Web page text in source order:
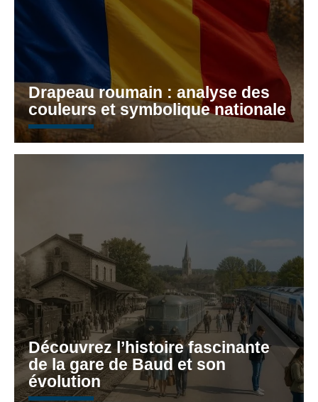
Drapeau roumain : analyse des
couleurs et symbolique nationale
Découvrez l’histoire fascinante
de la gare de Baud et son
évolution